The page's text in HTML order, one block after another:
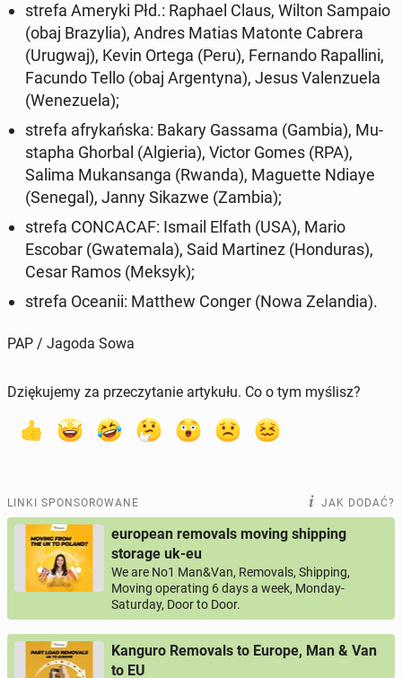
strefa Ameryki Płd.: Raphael Claus, Wilton Sampaio
(obaj Bra­zy­lia), Andres Matias Matonte Cabrera
(Urugwaj), Kevin Ortega (Peru), Fer­nan­do Ra­pal­li­ni,
Facundo Tello (obaj Ar­gen­ty­na), Jesus Va­len­zu­ela
(We­ne­zu­ela);
strefa afry­kań­ska: Bakary Gassama (Gambia), Mu­
sta­pha Ghorbal (Al­gie­ria), Victor Gomes (RPA),
Salima Mu­kan­san­ga (Rwanda), Ma­gu­et­te Ndiaye
(Senegal), Janny Sikazwe (Zambia);
strefa CON­CA­CAF: Ismail Elfath (USA), Mario
Escobar (Gwa­te­ma­la), Said Mar­ti­nez (Hon­du­ras),
Cesar Ramos (Meksyk);
strefa Oceanii: Matthew Conger (Nowa Ze­lan­dia).
PAP / Jagoda Sowa
Dziękujemy za przeczytanie artykułu. Co o tym myślisz?
LINKI SPONSOROWANE JAK DODAĆ?
european removals moving shipping
storage uk-eu
We are No1 Man&Van, Removals, Shipping,
Moving operating 6 days a week, Monday-
Saturday, Door to Door.
Kanguro Removals to Europe, Man & Van
to EU